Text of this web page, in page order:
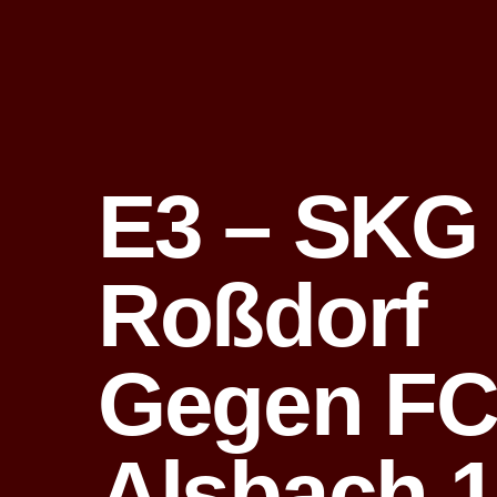
E3 – SKG
Roßdorf
Gegen FC